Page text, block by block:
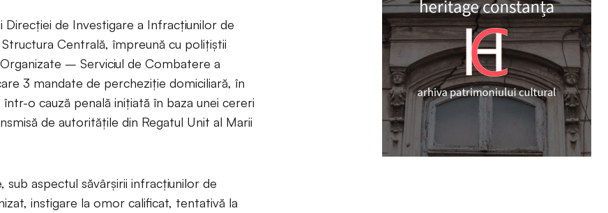
Direcției de Investigare a Infracțiunilor de
Centrală, împreună cu polițiștii
– Serviciul de Combatere a
3 mandate de percheziție domiciliară, în
o cauză penală inițiată în baza unei cereri
de autoritățile din Regatul Unit al Marii
aspectul săvârșirii infracțiunilor de
instigare la omor calificat, tentativă la